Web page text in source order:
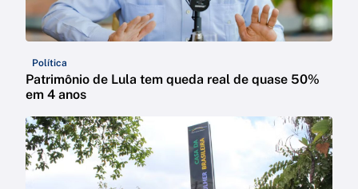
Política
Patrimônio de Lula tem queda real de quase 50%
em 4 anos